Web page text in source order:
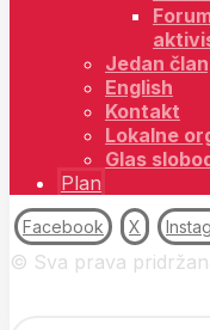
Jedan
English
Kontakt
Lokalne
Glas
Plan
Facebook X
© Sva prava